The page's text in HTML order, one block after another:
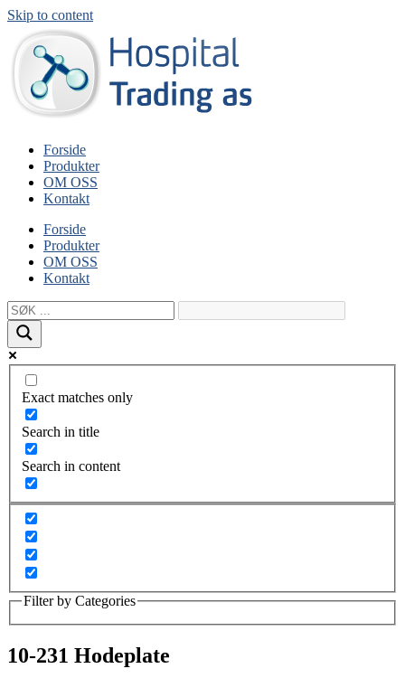
Skip to content
Forside
Produkter
OM OSS
Kontakt
Forside
Produkter
OM OSS
Kontakt
Exact matches only
Search in title
Search in content
Filter by Categories
10-231 Hodeplate